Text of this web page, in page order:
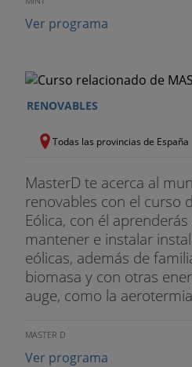
Ver programa
RENOVABLES
Todas las provincias de España
MasterD te acerca al
renovables con el curso
Eólica, con él
mantener e instalar
eólicas, además de
biomasa y con otras
auge, como la
MASTER D
Ver programa